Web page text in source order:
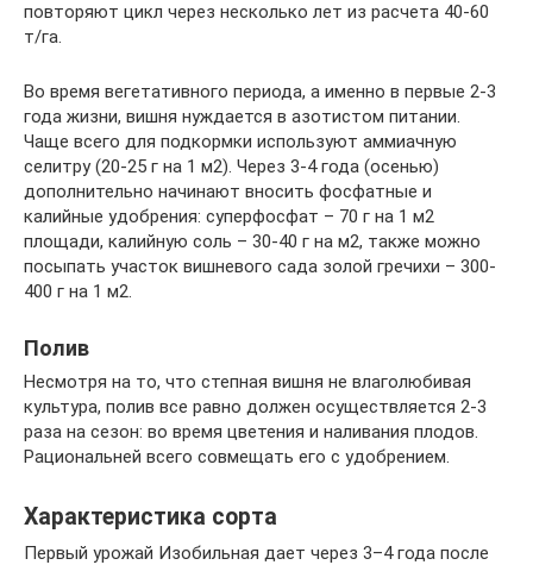
повторяют цикл через несколько лет из расчета 40-60
т/га.
Во время вегетативного периода, а именно в первые 2-3
года жизни, вишня нуждается в азотистом питании.
Чаще всего для подкормки используют аммиачную
селитру (20-25 г на 1 м2). Через 3-4 года (осенью)
дополнительно начинают вносить фосфатные и
калийные удобрения: суперфосфат – 70 г на 1 м2
площади, калийную соль – 30-40 г на м2, также можно
посыпать участок вишневого сада золой гречихи – 300-
400 г на 1 м2.
Полив
Несмотря на то, что степная вишня не влаголюбивая
культура, полив все равно должен осуществляется 2-3
раза на сезон: во время цветения и наливания плодов.
Рациональней всего совмещать его с удобрением.
Характеристика сорта
Первый урожай Изобильная дает через 3–4 года после